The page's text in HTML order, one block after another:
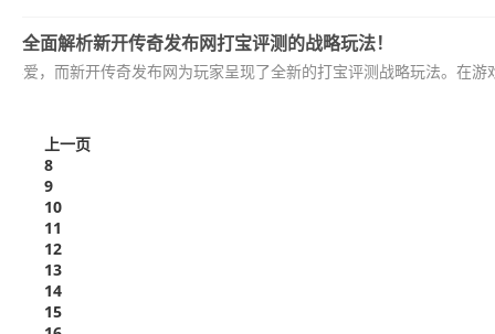
全面解析新开传奇发布网打宝评测的战略玩法！
爱，而新开传奇发布网为玩家呈现了全新的打宝评测战略玩法。在
上一页
8
9
10
11
12
13
14
15